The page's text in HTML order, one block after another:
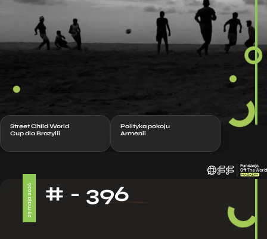
Street Child World
Cup dla Brazylii
Polityka pokoju
Armenii
29 maja 2026 # - 396